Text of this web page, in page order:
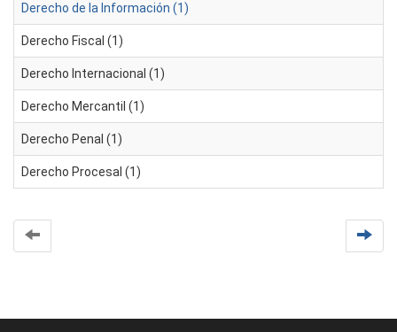
Derecho de la Información (1)
Derecho Fiscal (1)
Derecho Internacional (1)
Derecho Mercantil (1)
Derecho Penal (1)
Derecho Procesal (1)